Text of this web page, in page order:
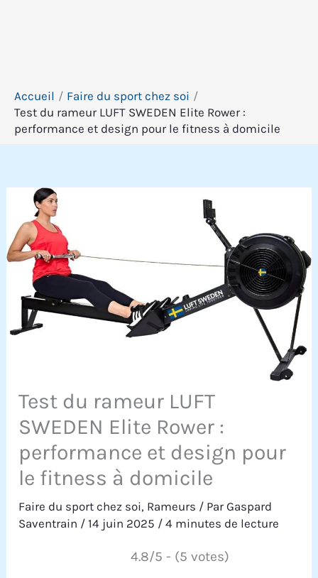
Accueil
Faire du sport chez soi
Test du rameur LUFT SWEDEN Elite Rower :
performance et design pour le fitness à domicile
Test du rameur LUFT
SWEDEN Elite Rower :
performance et design pour
le fitness à domicile
Faire du sport chez soi, Rameurs / ParGaspard
Saventrain /14 juin 2025 /4 minutes de lecture
4.8/5 - (5 votes)